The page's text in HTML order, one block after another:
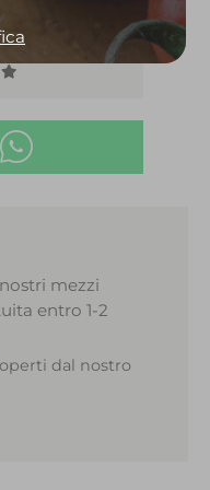
mezzi
entro 1-2
dal nostro